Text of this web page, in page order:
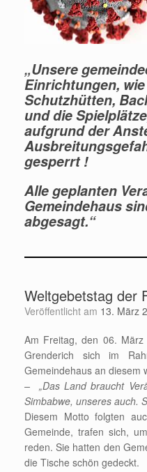
„Unsere
Einrichtungen,
Schutzhütten,
und die
aufgrund der
gesperrt !
Alle geplanten
Gemeindehaus
abgesagt.“
Weltgebetstag der
Veröffentlicht am 13. März
Am Freitag, den 06.
Grenderich sich im
Gemeindehaus an diesem
– „Das Land braucht
Simbabwe, unseres auch.
Diesem Motto folgten
Gemeinde, trafen sich,
reden. Sie hatten den
die Tische schön gedeckt.